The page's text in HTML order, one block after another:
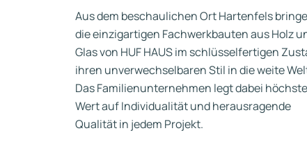
Aus dem beschaulichen Ort Hartenfels
die einzigartigen Fachwerkbauten aus Holz
Glas von HUF HAUS im schlüsselfertigen
ihren unverwechselbaren Stil in die weite
Das Familienunternehmen legt dabei
Wert auf Individualität und herausragende
Qualität in jedem Projekt.